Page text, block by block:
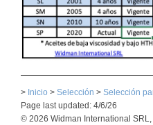
> Inicio > Selección > Selección
Page last updated: 4/6/26
© 2026 Widman International